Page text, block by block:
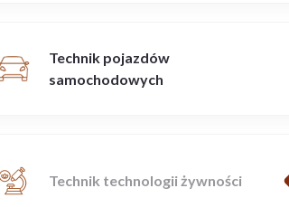
Technik pojazdów
samochodowych
Technik technologii żywności